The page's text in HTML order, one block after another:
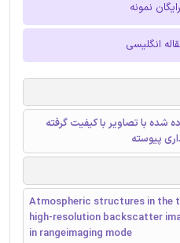
نمونه
انگلیسی
شده با تصاویر با کیفیت گرفته
Atmospheric structures in the
high-resolution backscatter
in rangeimaging mode